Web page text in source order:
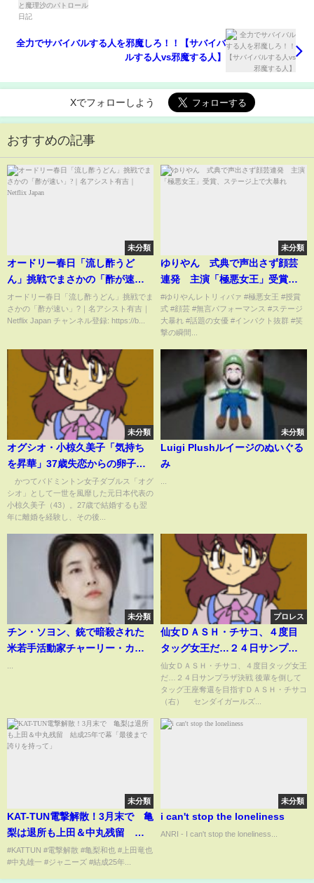
全力でサバイバルする人を邪魔しろ！！【サバイバ
ルする人vs邪魔する人】
Xでフォローしよう
おすすめの記事
未分類
オードリー春日「流し酢うど
ん」挑戦でまさかの「酢が速
い」?｜名アシスト有吉｜Netflix
Japan
オードリー春日「流し酢うどん」挑戦でま
さかの「酢が速い」?｜名アシスト有吉｜
Netflix Japan チャンネル登録: https://b...
未分類
ゆりやん 式典で声出さず顔芸
連発 主演「極悪女王」受賞、
ステージ上で大暴れ
#ゆりやんレトリィバァ #極悪女王 #授賞
式 #顔芸 #無言パフォーマンス #ステージ
大暴れ #話題の女優 #インパクト抜群 #笑
撃の瞬間...
未分類
オグシオ・小椋久美子「気持ち
を昇華」37歳失恋からの卵子凍
結を初告白(ABEMA TIMES)
かつてバドミントン女子ダブルス「オグ
シオ」として一世を風靡した元日本代表の
小椋久美子（43）。27歳で結婚するも翌
年に離婚を経験し、その後...
未分類
Luigi Plushルイージのぬいぐる
み
未分類
チン・ソヨン、銃で暗殺された
米若手活動家チャーリー・カー
プロレス
仙女ＤＡＳＨ・チサコ、４度目
タッグ女王だ…２４日サンプラ
ザ決戦
仙女ＤＡＳＨ・チサコ、４度目タッグ女王
だ…２４日サンプラザ決戦 後輩を倒して
タッグ王座奪還を目指すＤＡＳＨ・チサコ
（右） センダイガールズ...
未分類
KAT-TUN電撃解散！3月末で 亀
梨は退所も上田＆中丸残留 結
成25年で幕「最後まで誇りを持
って」
#KATTUN #電撃解散 #亀梨和也 #上田竜也
#中丸雄一 #ジャニーズ #結成25年...
未分類
i can't stop the loneliness
ANRI - I can't stop the loneliness...